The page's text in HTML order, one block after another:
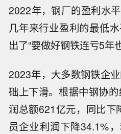
2022年，钢厂的盈利水
几年来行业盈利的最低
出了“要做好钢铁连亏5年
2023年，大多数钢铁企
础上下滑。根据中钢协
润总额621亿元，同比下
员企业利润下降34.1%